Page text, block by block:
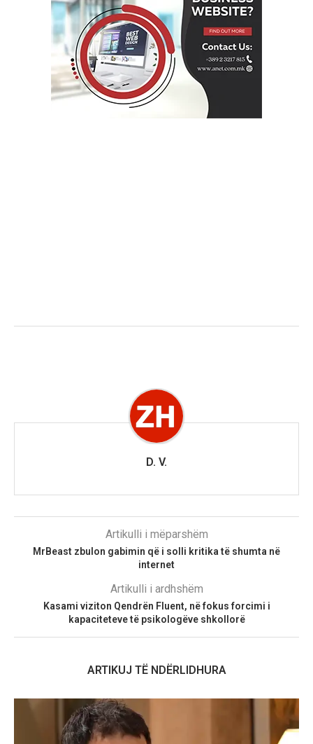
D. V.
Artikulli i mëparshëm
MrBeast zbulon gabimin që i solli kritika të shumta në
internet
Artikulli i ardhshëm
Kasami viziton Qendrën Fluent, në fokus forcimi i
kapaciteteve të psikologëve shkollorë
ARTIKUJ TË NDËRLIDHURA